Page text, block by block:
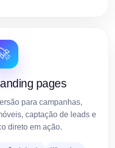
pages
para campanhas,
captação de leads e
direto em ação.